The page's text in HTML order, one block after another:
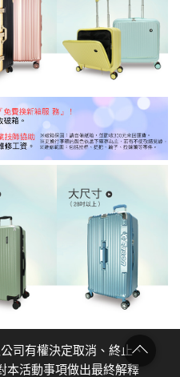
司有權決定取消、終止、
本活動事項做出最終解釋